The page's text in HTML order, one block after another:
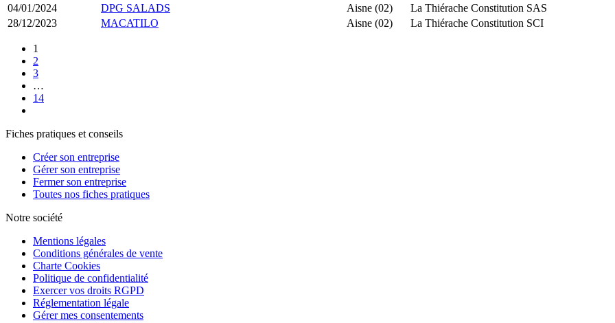
04/01/2024
DPG SALADS Aisne (02) La Thiérache Constitution SAS
28/12/2023
MACATILO Aisne (02) La Thiérache Constitution SCI
1
2
3
…
14
Fiches pratiques et conseils
Créer son entreprise
Gérer son entreprise
Fermer son entreprise
Toutes nos fiches pratiques
Notre société
Mentions légales
Conditions générales de vente
Charte Cookies
Politique de confidentialité
Exercer vos droits RGPD
Réglementation légale
Gérer mes consentements